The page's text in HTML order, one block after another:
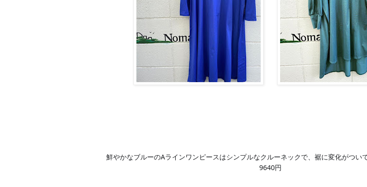
鮮やかなブルーのAラインワンピースはシンプルなクルーネックで、裾に変化がつい
9640円